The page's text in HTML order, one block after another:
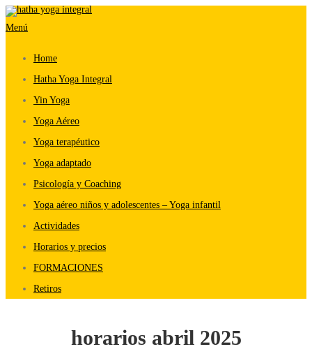
Saltar
al
Menú
Home
Hatha Yoga Integral
Yin Yoga
Yoga Aéreo
Yoga terapéutico
Yoga adaptado
Psicología y Coaching
Yoga aéreo niños y adolescentes – Yoga infantil
Actividades
Horarios y precios
FORMACIONES
Retiros
horarios abril 2025